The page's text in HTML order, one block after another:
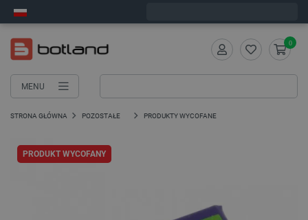
MENU
0
STRONA GŁÓWNA POZOSTAŁE PRODUKTY WYCOFANE
PRODUKT WYCOFANY